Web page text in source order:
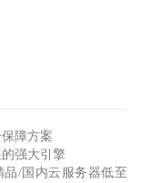
障方案
强大引擎
品/国内云服务器低至